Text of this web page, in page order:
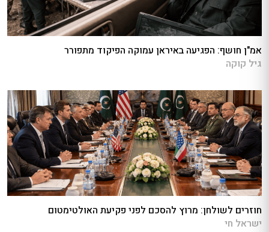
אמ"ן חושף: הפגיעה באיראן עמוקה הפיקוד מתפורר
גיל קוקה
חוזרים לשולחן: מרוץ להסכם לפני פקיעת האולטימטום
ישראל חי